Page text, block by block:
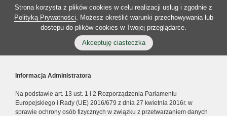
Strona korzysta z plików cookies w celu realizacji usług i zgodnie z
Polityką Prywatności. Możesz określić warunki przechowywania lub
dostępu do plików cookies w Twojej przeglądarce.
Akceptuję ciasteczka
Informacja Administratora
Na podstawie art. 13 ust. 1 i 2 Rozporządzenia Parlamentu
Europejskiego i Rady (UE) 2016/679 z dnia 27 kwietnia 2016r. w
sprawie ochrony osób fizycznych w związku z przetwarzaniem danych